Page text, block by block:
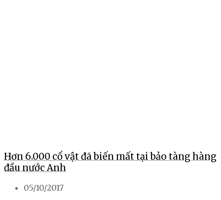
Hơn 6.000 cổ vật đã biến mất tại bảo tàng hàng
đầu nước Anh
05/10/2017